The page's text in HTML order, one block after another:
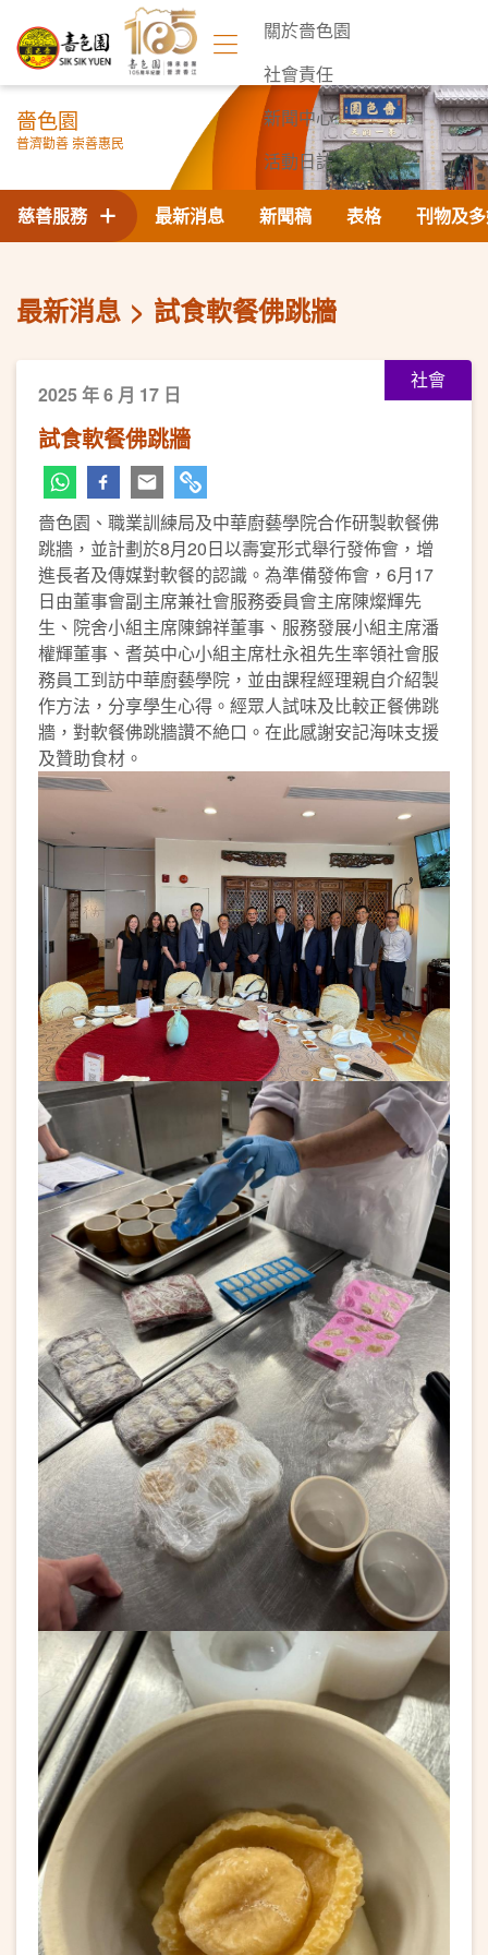
關於嗇色園
社會責任
新聞中心
活動日誌
聯絡我們
嗇色園
普濟勸善 崇善惠民
最新消息 新聞稿 表格 刊物及
慈善服務
最新消息 試食軟餐佛跳牆
社會
2025 年 6 月 17 日
試食軟餐佛跳牆
嗇色園、職業訓練局及中華廚藝學院合作研製軟餐佛
跳牆，並計劃於8月20日以壽宴形式舉行發佈會，增
進長者及傳媒對軟餐的認識。為準備發佈會，6月17
日由董事會副主席兼社會服務委員會主席陳燦輝先
生、院舍小組主席陳錦祥董事、服務發展小組主席潘
權輝董事、耆英中心小組主席杜永祖先生率領社會服
務員工到訪中華廚藝學院，並由課程經理親自介紹製
作方法，分享學生心得。經眾人試味及比較正餐佛跳
牆，對軟餐佛跳牆讚不絶口。在此感謝安記海味支援
及贊助食材。